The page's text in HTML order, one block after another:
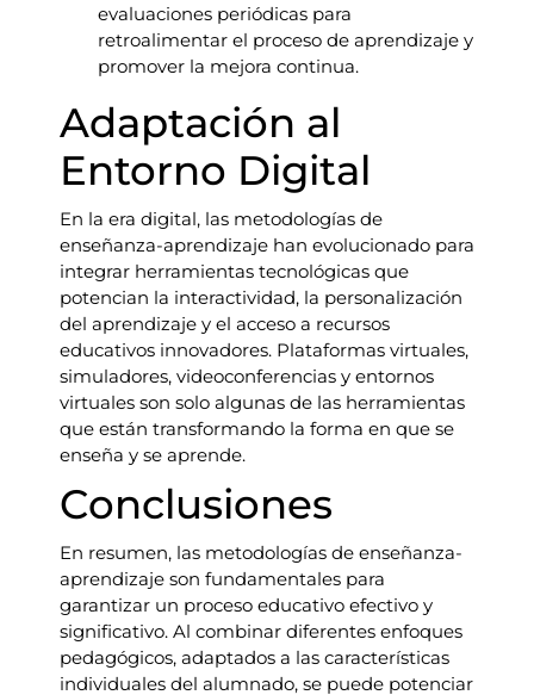
evaluaciones periódicas para
retroalimentar el proceso de aprendizaje y
promover la mejora continua.
Adaptación al
Entorno Digital
En la era digital, las metodologías de
enseñanza-aprendizaje han evolucionado para
integrar herramientas tecnológicas que
potencian la interactividad, la personalización
del aprendizaje y el acceso a recursos
educativos innovadores. Plataformas virtuales,
simuladores, videoconferencias y entornos
virtuales son solo algunas de las herramientas
que están transformando la forma en que se
enseña y se aprende.
Conclusiones
En resumen, las metodologías de enseñanza-
aprendizaje son fundamentales para
garantizar un proceso educativo efectivo y
significativo. Al combinar diferentes enfoques
pedagógicos, adaptados a las características
individuales del alumnado, se puede potenciar